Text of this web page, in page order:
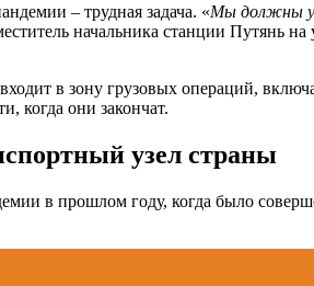
– трудная задача. «Мы должны
начальника станции Путянь
в зону грузовых операций,
когда они закончат.
узел страны
в прошлом году, когда было